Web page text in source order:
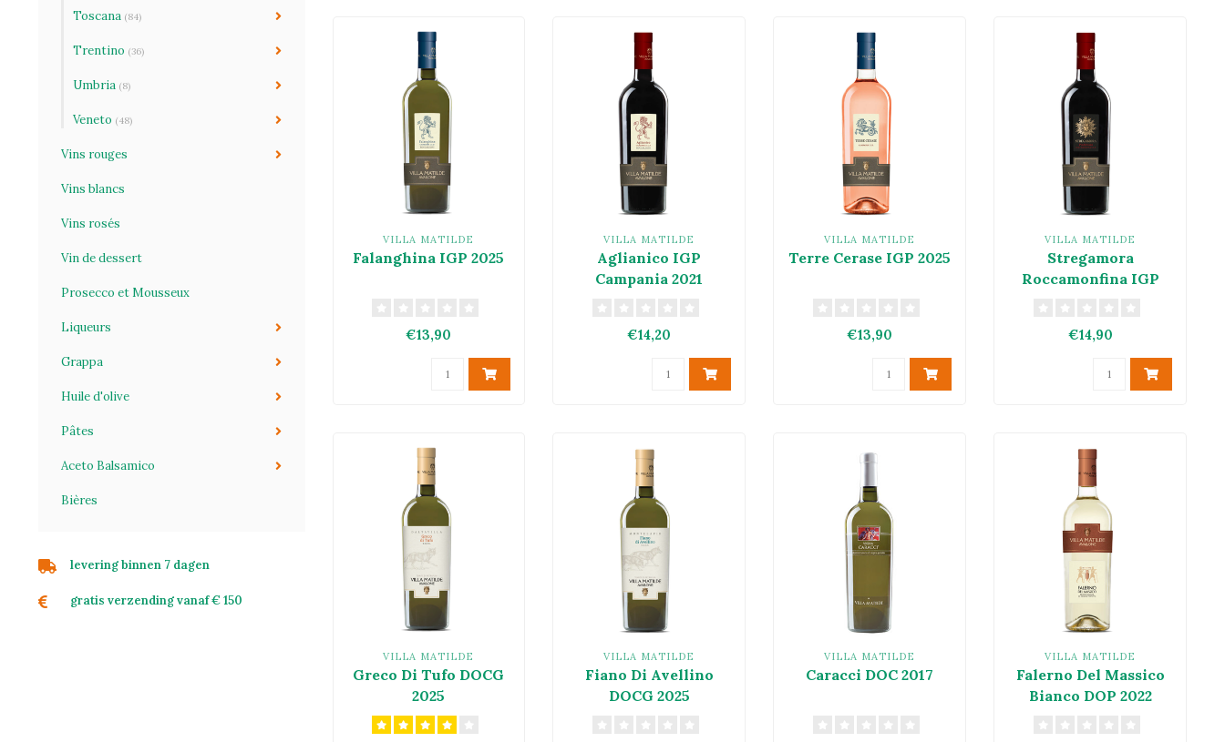
Toscana (84)
Trentino (36)
Umbria (8)
Veneto (48)
Vins rouges
Vins blancs
Vins rosés
Vin de dessert
Prosecco et Mousseux
Liqueurs
Grappa
Huile d'olive
Pâtes
Aceto Balsamico
Bières
levering binnen 7 dagen
gratis verzending vanaf € 150
VILLA MATILDE
Falanghina IGP 2025
€13,90
VILLA MATILDE
Aglianico IGP
Campania 2021
€14,20
VILLA MATILDE
Terre Cerase IGP 2025
€13,90
VILLA MATILDE
Stregamora
Roccamonfina IGP
€14,90
VILLA MATILDE
Greco Di Tufo DOCG
2025
VILLA MATILDE
Fiano Di Avellino
DOCG 2025
VILLA MATILDE
Caracci DOC 2017
VILLA MATILDE
Falerno Del Massico
Bianco DOP 2022